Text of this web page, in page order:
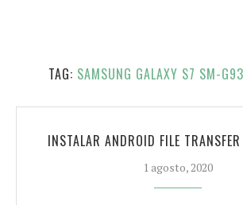
TAG: SAMSUNG GALAXY S7 SM-
INSTALAR ANDROID FILE
1 agosto, 2020